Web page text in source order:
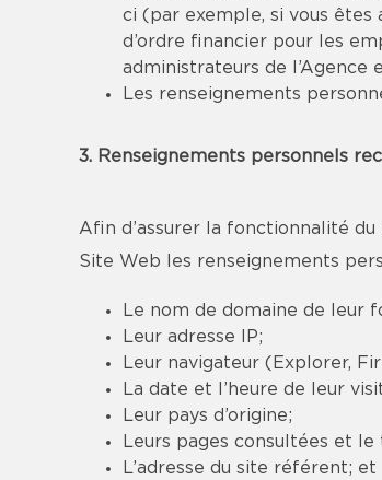
ci (par exemple, si vous êtes
d’ordre financier pour les
administrateurs de l’Agence
Les renseignements
3. Renseignements personnels
Afin d’assurer la fonctionnalité
Site Web les renseignements
Le nom de domaine de leur
Leur adresse IP;
Leur navigateur (Explorer,
La date et l’heure de leur
Leur pays d’origine;
Leurs pages consultées et
L’adresse du site référent; et